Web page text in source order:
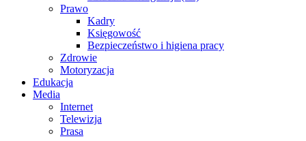
Prawo
Kadry
Księgowość
Bezpieczeństwo i higiena pracy
Zdrowie
Motoryzacja
Edukacja
Media
Internet
Telewizja
Prasa